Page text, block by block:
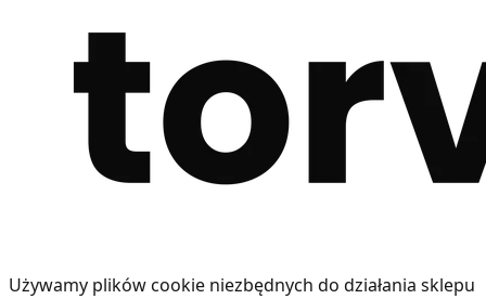
Używamy plików cookie niezbędnych do działania sklepu